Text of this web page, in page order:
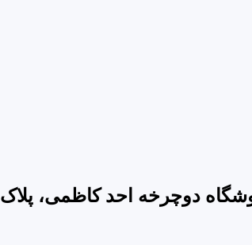
دوچرخه احد کاظمی، پلاک ۷۸